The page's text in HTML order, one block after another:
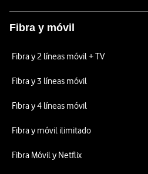
Fibra y móvil
Fibra y 2 líneas móvil + TV
Fibra y 3 líneas móvil
Fibra y 4 líneas móvil
Fibra y móvil ilimitado
Fibra Móvil y Netflix